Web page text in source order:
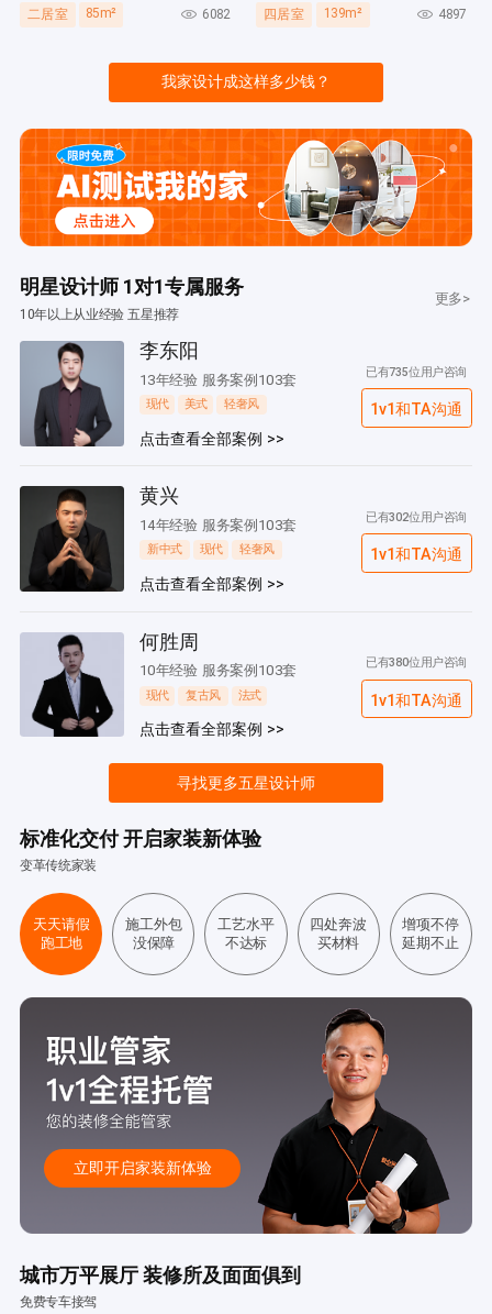
二居室 85m² 6082 四居室 139m² 4897
我家设计成这样多少钱？
明星设计师 1对1专属服务
10年以上从业经验 五星推荐
更多>
李东阳
13年经验 服务案例103套
现代 美式 轻奢风
点击查看全部案例 >>
已有735位用户咨询
1v1和TA沟通
黄兴
14年经验 服务案例103套
新中式 现代 轻奢风
点击查看全部案例 >>
已有302位用户咨询
1v1和TA沟通
何胜周
10年经验 服务案例103套
现代 复古风 法式
点击查看全部案例 >>
已有380位用户咨询
1v1和TA沟通
寻找更多五星设计师
标准化交付 开启家装新体验
变革传统家装
天天请假
跑工地
施工外包
没保障
工艺水平
不达标
四处奔波
买材料
增项不停
延期不止
立即开启家装新体验
城市万平展厅 装修所及面面俱到
免费专车接驾